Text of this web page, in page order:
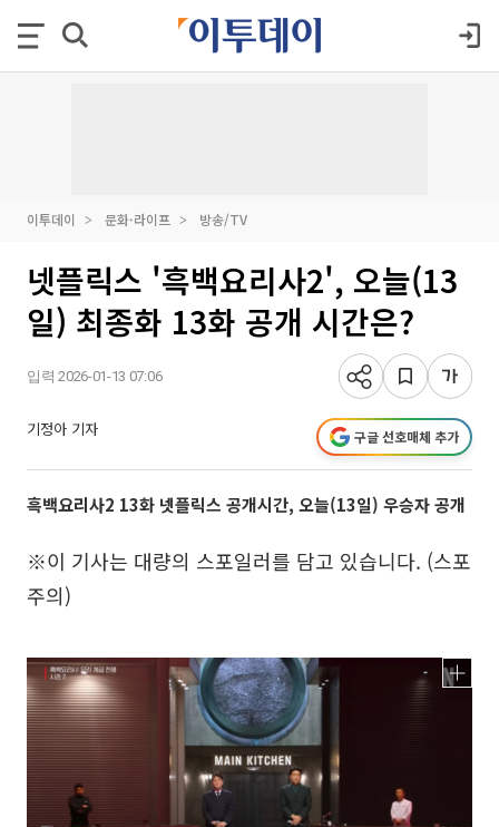
이투데이 문화·라이프 방송/TV
넷플릭스 '흑백요리사2', 오늘(13
일) 최종화 13화 공개 시간은?
입력 2026-01-13 07:06
기정아 기자 구글 선호매체 추가
흑백요리사2 13화 넷플릭스 공개시간, 오늘(13일) 우승자 공개
※이 기사는 대량의 스포일러를 담고 있습니다. (스포
주의)